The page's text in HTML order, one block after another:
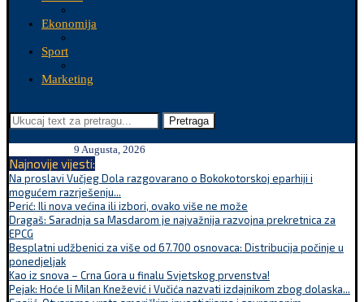
Ekonomija
Sport
Marketing
Pretraga
9 Augusta, 2026
Najnovije vijesti:
Na proslavi Vučjeg Dola razgovarano o Bokokotorskoj eparhiji i
mogućem razrješenju...
Perić: Ili nova većina ili izbori, ovako više ne može
Dragaš: Saradnja sa Masdarom je najvažnija razvojna prekretnica za
EPCG
Besplatni udžbenici za više od 67.700 osnovaca: Distribucija počinje u
ponedjeljak
Kao iz snova – Crna Gora u finalu Svjetskog prvenstva!
Pejak: Hoće li Milan Knežević i Vučića nazvati izdajnikom zbog dolaska...